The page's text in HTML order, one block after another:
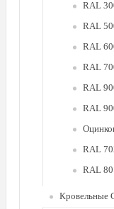
RAL
RAL
RAL
RAL
RAL
RAL
RAL
RAL
Кровельные